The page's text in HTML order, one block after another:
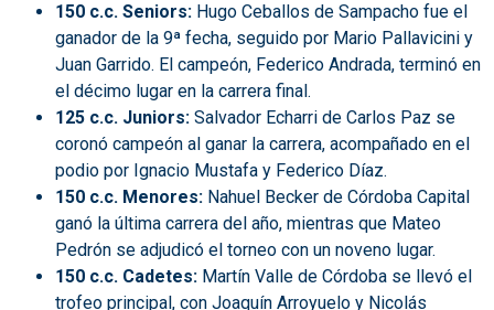
150 c.c. Seniors: Hugo Ceballos de Sampacho fue el
ganador de la 9ª fecha, seguido por Mario Pallavicini y
Juan Garrido. El campeón, Federico Andrada, terminó en
el décimo lugar en la carrera final.
125 c.c. Juniors: Salvador Echarri de Carlos Paz se
coronó campeón al ganar la carrera, acompañado en el
podio por Ignacio Mustafa y Federico Díaz.
150 c.c. Menores: Nahuel Becker de Córdoba Capital
ganó la última carrera del año, mientras que Mateo
Pedrón se adjudicó el torneo con un noveno lugar.
150 c.c. Cadetes: Martín Valle de Córdoba se llevó el
trofeo principal, con Joaquín Arroyuelo y Nicolás